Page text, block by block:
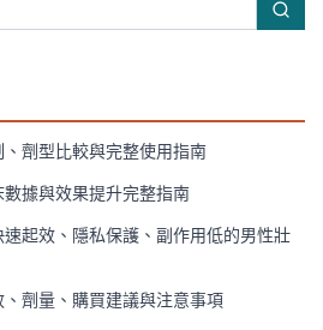
劑型比較與完整使用指南
據與效果提升完整指南
起效、隱私保護、副作用低的男性壯
劑量、購買建議與注意事項